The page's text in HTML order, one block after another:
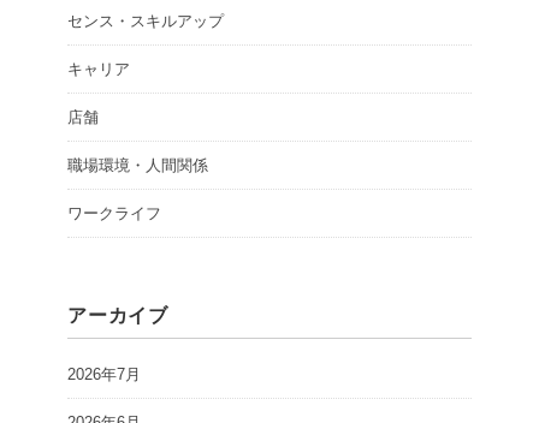
センス・スキルアップ
キャリア
店舗
職場環境・人間関係
ワークライフ
アーカイブ
2026年7月